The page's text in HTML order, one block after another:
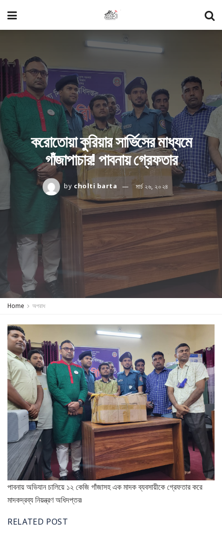
করোতোয়া কুরিয়ার সার্ভিসের মাধ্যমে
গাঁজাপাচার! পাবনায় গ্রেফতার
by cholti barta মার্চ ২৬, ২০২৪
Home অপরাধ
পাবনায় অভিযান চালিয়ে ১২ কেজি গাঁজাসহ এক মাদক ব্যবসায়ীকে গ্রেফতার করে
মাদকদ্রব্য নিয়ন্ত্রণ অধিদপ্তর৷
RELATED POST